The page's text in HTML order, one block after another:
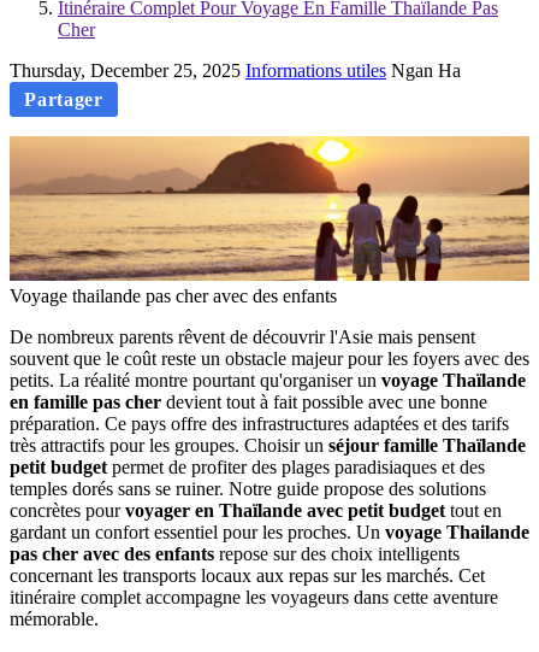
Itinéraire Complet Pour Voyage En Famille Thaïlande Pas
Cher
Thursday, December 25, 2025 Informations utiles Ngan Ha
Partager
Voyage thailande pas cher avec des enfants
De nombreux parents rêvent de découvrir l'Asie mais pensent
souvent que le coût reste un obstacle majeur pour les foyers avec des
petits. La réalité montre pourtant qu'organiser un voyage Thaïlande
en famille pas cher devient tout à fait possible avec une bonne
préparation. Ce pays offre des infrastructures adaptées et des tarifs
très attractifs pour les groupes. Choisir un séjour famille Thaïlande
petit budget permet de profiter des plages paradisiaques et des
temples dorés sans se ruiner. Notre guide propose des solutions
concrètes pourvoyager en Thaïlande avec petit budget tout en
gardant un confort essentiel pour les proches. Un voyage Thailande
pas cher avec des enfants repose sur des choix intelligents
concernant les transports locaux aux repas sur les marchés. Cet
itinéraire complet accompagne les voyageurs dans cette aventure
mémorable.